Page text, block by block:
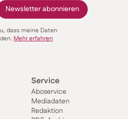
dass meine Daten
Mehr erfahren
Service
Aboservice
Mediadaten
Redaktion